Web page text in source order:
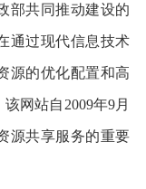
部共同推动建设的
通过现代信息技术
源的优化配置和高
网站自2009年9月
源共享服务的重要